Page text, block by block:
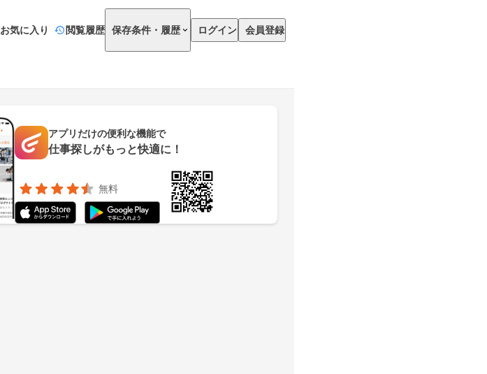
お気に入り 閲覧履歴 保存条件・履歴 ログイン 会員登録
アプリだけの便利な機能で
仕事探しがもっと快適に！
無料